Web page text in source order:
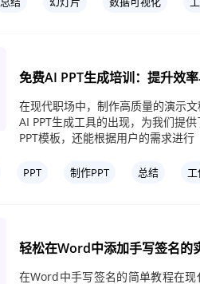
免费AI PPT生成培训：提升效
在现代职场中，制作高质量的演示
AI PPT生成工具的出现，为我们提
PPT模板，还能根据用户的需求进行
PPT 制作PPT 总结
轻松在Word中添加手写签名的
在Word中手写签名的简单教程在